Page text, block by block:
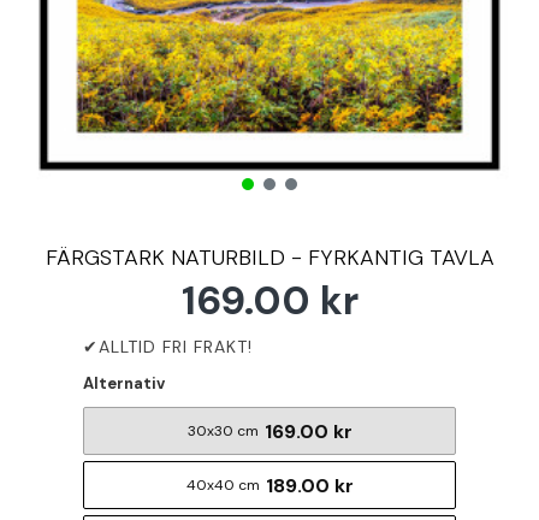
FÄRGSTARK NATURBILD - FYRKANTIG TAVLA
169.00 kr
Alternativ
30x30 cm 169.00 kr
40x40 cm 189.00 kr